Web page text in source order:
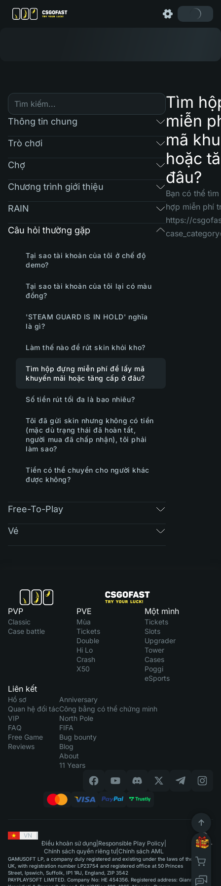
Thông tin chung
Trò chơi
Chợ
Chương trình giới thiệu
RAIN
Câu hỏi thường gặp
Tại sao tài khoản của tôi ở chế độ
demo?
Tại sao tài khoản của tôi lại có màu
đồng?
'STEAM GUARD IS IN HOLD' nghĩa
là gì?
Làm thế nào để rút skin khỏi kho?
Tìm hộp đựng miễn phí để lấy mã
khuyến mãi hoặc tăng cấp ở đâu?
Số tiền rút tối đa là bao nhiêu?
Tôi đã gửi skin nhưng không có tiền
(mặc dù trạng thái đã hoàn tất,
người mua đã chấp nhận), tôi phải
làm sao?
Tiền có thể chuyển cho người khác
được không?
Free-To-Play
Vé
Tìm
miễn
mã
hoặc
đâu?
Bạn có thể
hợp miễn phí
https://
PVP
Classic
Case battle
PVE
Mùa
Tickets
Double
Hi Lo
Crash
X50
Một mình
Tickets
Slots
Upgrader
Tower
Cases
Poggi
eSports
Liên kết
Hồ sơ
Quan hệ đối tác
VIP
FAQ
Free Game
Reviews
Anniversary
Công bằng có thể chứng minh
North Pole
FIFA
Bug bounty
Blog
About
11 Years
VN
Điều khoản sử dụng| Responsible Play Policy|
Chính sách quyền riêng tư| Chính sách AML
GAMUSOFT LP, a company duly registered and existing under the laws of the
UK, with registration number LP23754 and registered office at 50 Princes
Street, Ipswich, Suffolk, IP1 1RJ, England, ZIP 3542
PAYPLAYSOFT LIMITED. Company No: HE 454356. Registered address: Giannou